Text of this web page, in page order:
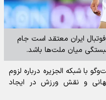
ایران معتقد است جام
میان ملت‌ها باشد.
با شبکه الجزیره درباره لزوم
و نقش ورزش در ایجاد